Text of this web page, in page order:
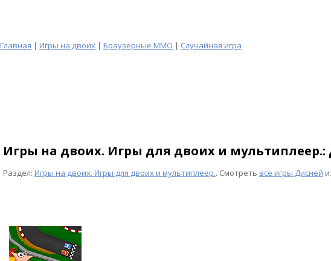
Главная | Игры на двоих | Браузерные MMO | Случайная игра
Игры на двоих. Игры для двоих и мультиплеер.:
Раздел: Игры на двоих. Игры для двоих и мультиплеер.. Смотреть все игры Дисней